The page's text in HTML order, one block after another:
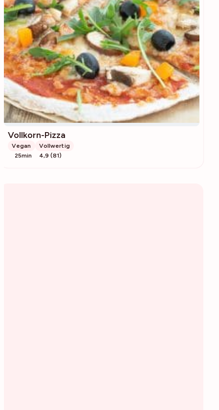
Vollkorn-Pizza
Vegan
Vollwertig
25min
4,9 (81)